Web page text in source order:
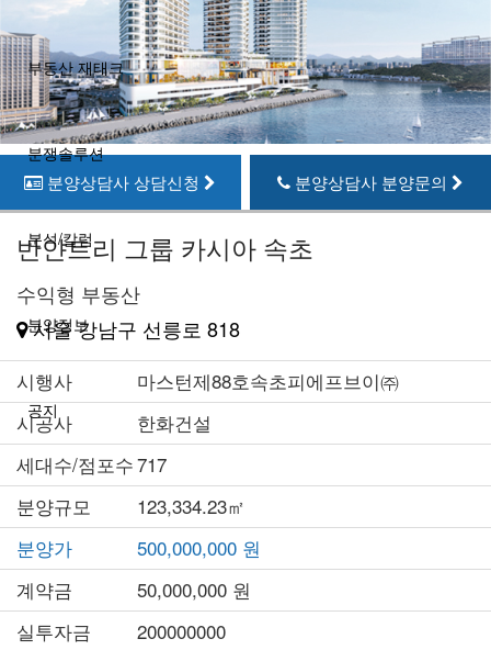
부동산 재태크
분쟁솔루션
분석/칼럼
분양정보
공지
분양상담사 상담신청 분양상담사 분양문의
반얀트리 그룹 카시아 속초
수익형 부동산
서울 강남구 선릉로 818
시행사
마스턴제88호속초피에프브이㈜
시공사
한화건설
세대수/점포수717
분양규모
123,334.23㎡
분양가
500,000,000 원
계약금
50,000,000 원
실투자금
200000000